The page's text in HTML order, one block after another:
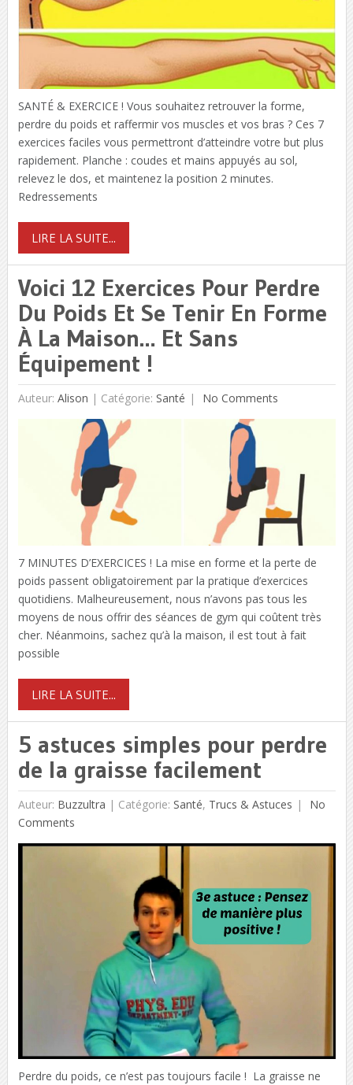
SANTÉ & EXERCICE ! Vous souhaitez retrouver la forme,
perdre du poids et raffermir vos muscles et vos bras ? Ces 7
exercices faciles vous permettront d’atteindre votre but plus
rapidement. Planche : coudes et mains appuyés au sol,
relevez le dos, et maintenez la position 2 minutes.
Redressements
LIRE LA SUITE...
Voici 12 Exercices Pour Perdre
Du Poids Et Se Tenir En Forme
À La Maison… Et Sans
Équipement !
Auteur: Alison | Catégorie: Santé No Comments
7 MINUTES D’EXERCICES ! La mise en forme et la perte de
poids passent obligatoirement par la pratique d’exercices
quotidiens. Malheureusement, nous n’avons pas tous les
moyens de nous offrir des séances de gym qui coûtent très
cher. Néanmoins, sachez qu’à la maison, il est tout à fait
possible
LIRE LA SUITE...
5 astuces simples pour perdre
de la graisse facilement
Auteur: Buzzultra | Catégorie: Santé, Trucs & Astuces
No
Comments
Perdre du poids, ce n’est pas toujours facile ! La graisse ne